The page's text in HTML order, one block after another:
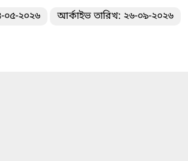
০৫-২০২৬ আর্কাইভ তারিখ: ২৬-০৯-২০২৬